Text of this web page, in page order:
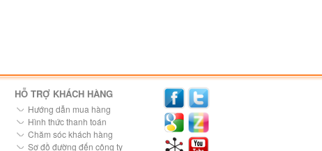
HỖ TRỢ KHÁCH HÀNG
Hướng dẫn mua hàng
Hình thức thanh toán
Chăm sóc khách hàng
Sơ đồ đường đến công ty